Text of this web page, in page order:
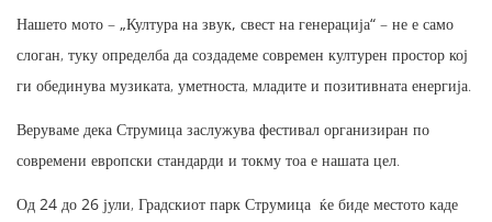
Нашето мото – „Култура на звук, свест на генерација“ – не е само
слоган, туку определба да создадеме современ културен простор кој
ги обединува музиката, уметноста, младите и позитивната енергија.
Веруваме дека Струмица заслужува фестивал организиран по
современи европски стандарди и токму тоа е нашата цел.
Од 24 до 26 јули, Градскиот парк Струмица ќе биде местото каде